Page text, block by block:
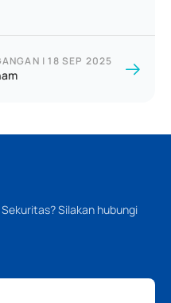
| 18 SEP 2025
Silakan hubungi